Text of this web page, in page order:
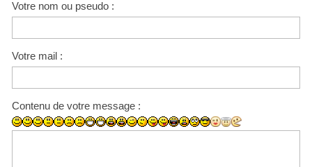
Votre nom ou pseudo :
Votre mail :
Contenu de votre message :